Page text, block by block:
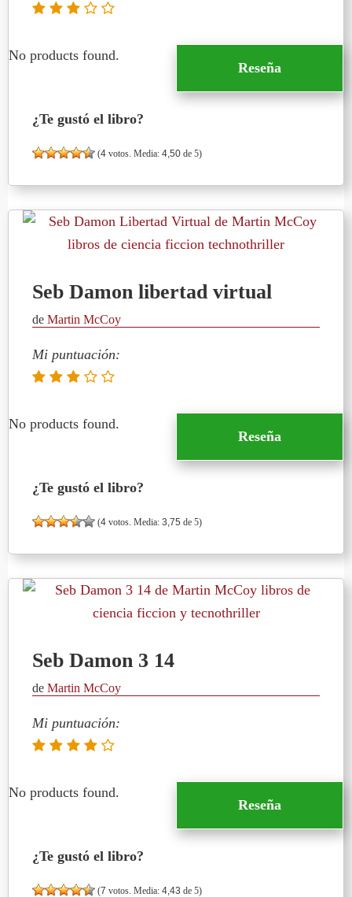
No products found.
Reseña
¿Te gustó el libro?
(4 votos. Media: 4,50 de 5)
Seb Damon libertad virtual
de Martin McCoy
Mi puntuación:
No products found.
Reseña
¿Te gustó el libro?
(4 votos. Media: 3,75 de 5)
Seb Damon 3 14
de Martin McCoy
Mi puntuación:
No products found.
Reseña
¿Te gustó el libro?
(7 votos. Media: 4,43 de 5)